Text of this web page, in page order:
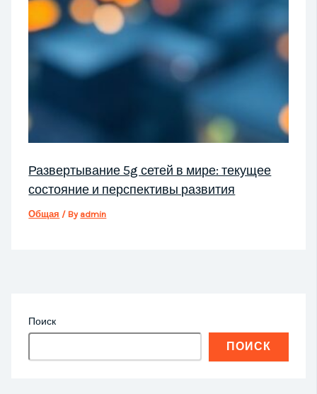
Развертывание 5g сетей в мире: текущее
состояние и перспективы развития
Общая / By admin
Поиск
ПОИСК